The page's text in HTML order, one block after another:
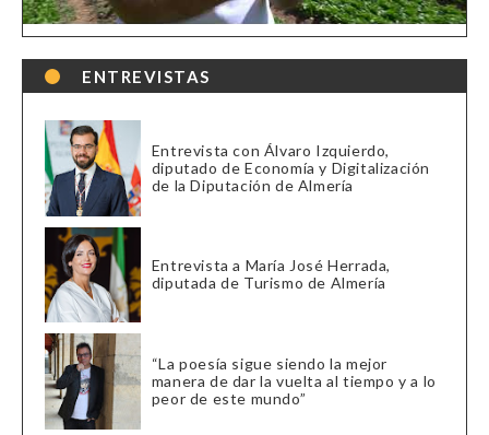
ENTREVISTAS
Entrevista con Álvaro Izquierdo,
diputado de Economía y Digitalización
de la Diputación de Almería
Entrevista a María José Herrada,
diputada de Turismo de Almería
“La poesía sigue siendo la mejor
manera de dar la vuelta al tiempo y a lo
peor de este mundo”